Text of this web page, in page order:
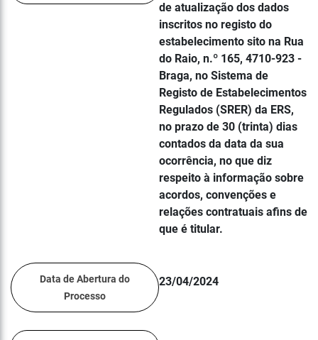
de atualização dos dados
inscritos no registo do
estabelecimento sito na Rua
do Raio, n.º 165, 4710-923 -
Braga, no Sistema de
Registo de Estabelecimentos
Regulados (SRER) da ERS,
no prazo de 30 (trinta) dias
contados da data da sua
ocorrência, no que diz
respeito à informação sobre
acordos, convenções e
relações contratuais afins de
que é titular.
Data de Abertura do
Processo
23/04/2024